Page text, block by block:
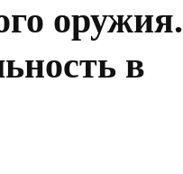
оружия.
в